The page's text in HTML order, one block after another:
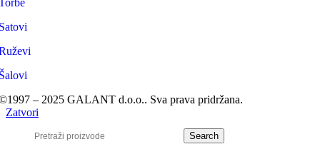
– 2025 GALANT d.o.o.. Sva prava pridržana.
Zatvori
Search